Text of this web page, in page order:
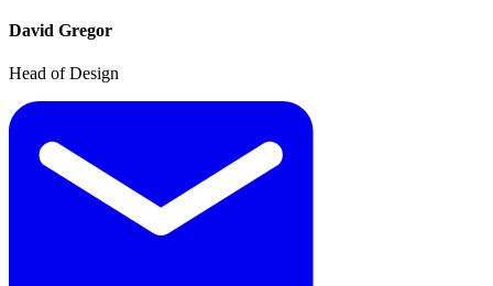
David Gregor
Head of Design